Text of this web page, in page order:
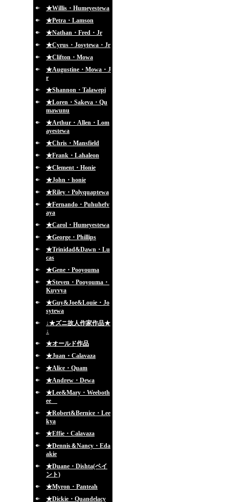
★Willis・Humeyestewa
★Petra・Lamson
★Nathan・Fred・Jr
★Cyrus・Josytewa・Jr
★Clifton・Mowa
★Augustine・Mowa・J
r
★Shannon・Talawepi
★Loren・Sakeva・Qu
mawunu
★Arthur・Allen・Lom
ayestewa
★Chris・Mansfield
★Frank・Lahaleon
★Clement・Honie
★John・honie
★Riley・Polyquaptewa
★Fernando・Puhuhefv
aya
★Carol・Humeyestewa
★George・Phillips
★Trinidad&Dawn・Lu
cas
★Gene・Pooyouma
★Steven・Pooyouma・
Kuyvya
★Guy&Joe&Louie・Jo
sytewa
↓★ズニ故人作家作品★
↓
★オールド作品
★Juan・Calavaza
★Alice・Quam
★Andrew・Dewa
★Lee&Mary・Weeboth
ee
★Robert&Bernice・Lee
kya
★Effie・Calavaza
★Dennis＆Nancy・Eda
akie
★Duane・Dishta(ペイ
ント)
★Myron・Panteah
★Dickie・Quandelacy